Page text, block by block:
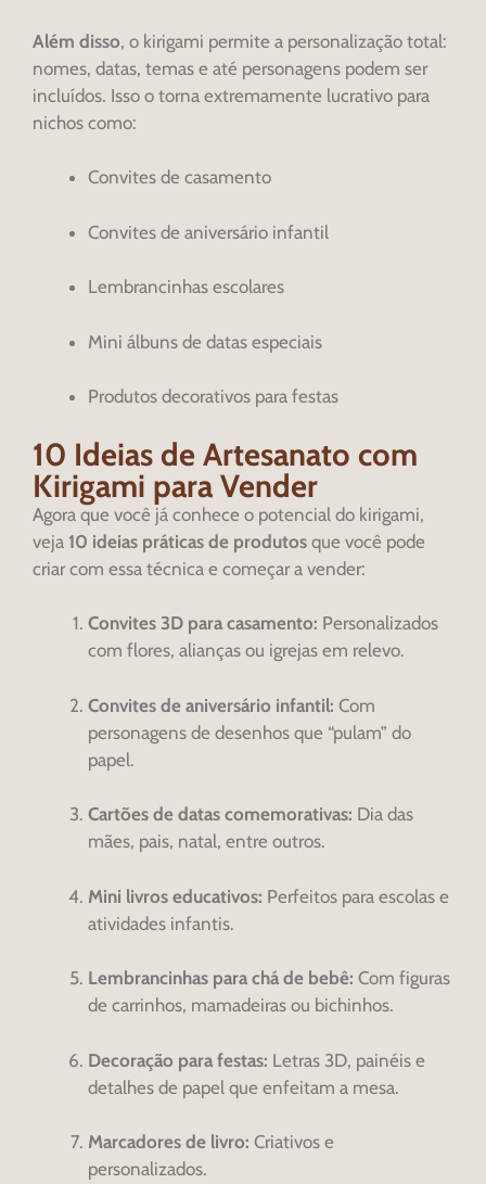
Além disso, o kirigami permite a personalização total:
nomes, datas, temas e até personagens podem ser
incluídos. Isso o torna extremamente lucrativo para
nichos como:
Convites de casamento
Convites de aniversário infantil
Lembrancinhas escolares
Mini álbuns de datas especiais
Produtos decorativos para festas
10 Ideias de Artesanato com
Kirigami para Vender
Agora que você já conhece o potencial do kirigami,
veja 10 ideias práticas de produtos que você pode
criar com essa técnica e começar a vender:
Convites 3D para casamento: Personalizados
com flores, alianças ou igrejas em relevo.
Convites de aniversário infantil: Com
personagens de desenhos que “pulam” do
papel.
Cartões de datas comemorativas: Dia das
mães, pais, natal, entre outros.
Mini livros educativos: Perfeitos para escolas e
atividades infantis.
Lembrancinhas para chá de bebê: Com figuras
de carrinhos, mamadeiras ou bichinhos.
Decoração para festas: Letras 3D, painéis e
detalhes de papel que enfeitam a mesa.
Marcadores de livro: Criativos e
personalizados.